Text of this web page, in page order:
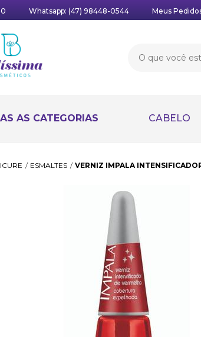
Whatsapp: (47) 98448-0544 Meus
AS CATEGORIAS CABELO
ESMALTES VERNIZ IMPALA